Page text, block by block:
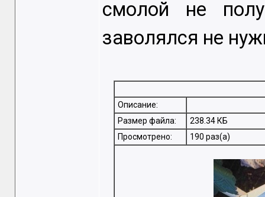
смолой не
заволялся не
Описание:
Размер файла:
238.34 КБ
Просмотрено:
190 раз(а)